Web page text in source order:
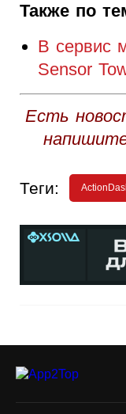
Также по
В сервис
Sensor
Есть
Теги: